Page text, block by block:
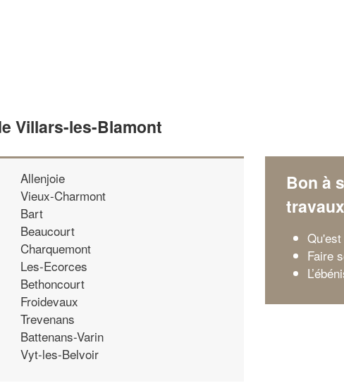
Villars-les-Blamont
Allenjoie
Vieux-Charmont
Bart
Beaucourt
Charquemont
Les-Ecorces
Bethoncourt
Froidevaux
Trevenans
Battenans-Varin
Vyt-les-Belvoir
Bon à
travaux
Faire